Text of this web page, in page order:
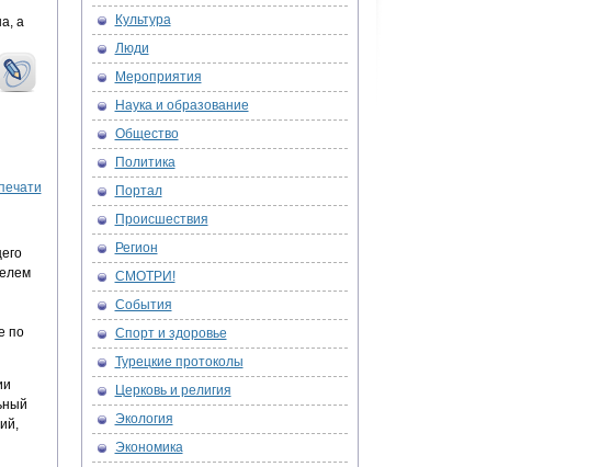
а
по
Культура
Люди
Мероприятия
Наука и образование
Общество
Политика
Портал
Происшествия
Регион
СМОТРИ!
События
Спорт и здоровье
Турецкие протоколы
Церковь и религия
Экология
Экономика